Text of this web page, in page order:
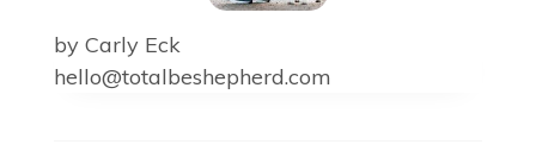
by Carly Eck
hello@totalbeshepherd.com